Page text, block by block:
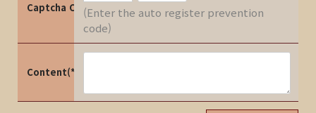
Captcha Code(Enter the auto register prevention
code)
Content(*)